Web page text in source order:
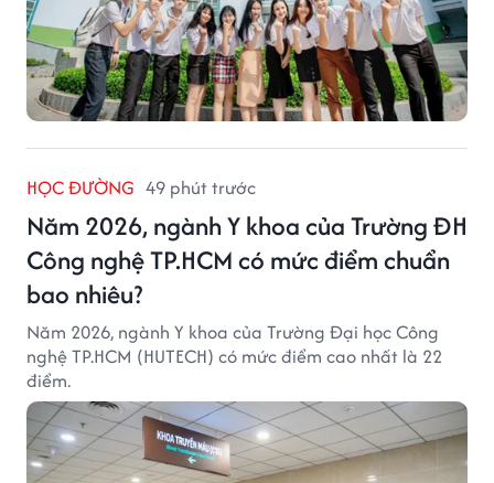
HỌC ĐƯỜNG 49 phút trước
Năm 2026, ngành Y khoa của Trường ĐH
Công nghệ TP.HCM có mức điểm chuẩn
bao nhiêu?
Năm 2026, ngành Y khoa của Trường Đại học Công
nghệ TP.HCM (HUTECH) có mức điểm cao nhất là 22
điểm.